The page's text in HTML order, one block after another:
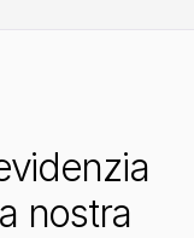
intervento manuale.
nostra